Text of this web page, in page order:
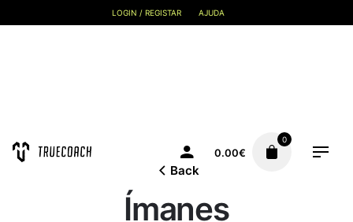
to
LOGIN / REGISTAR AJUDA
0.00€
0
Back
Ímanes